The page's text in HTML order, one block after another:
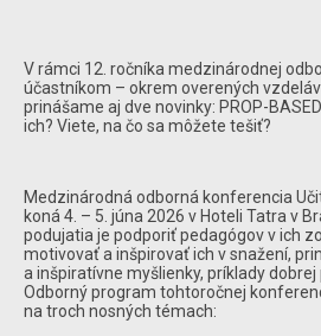
V rámci 12. ročníka medzinárodnej
účastníkom – okrem overených
prinášame aj dve novinky: PROP-
ich? Viete, na čo sa môžete tešiť?
Medzinárodná odborná konferencia
koná 4. – 5. júna 2026 v Hoteli Tatra v
podujatia je podporiť pedagógov v ich
motivovať a inšpirovať ich v snažení,
a inšpiratívne myšlienky, príklady
Odborný program tohtoročnej
na troch nosných témach: